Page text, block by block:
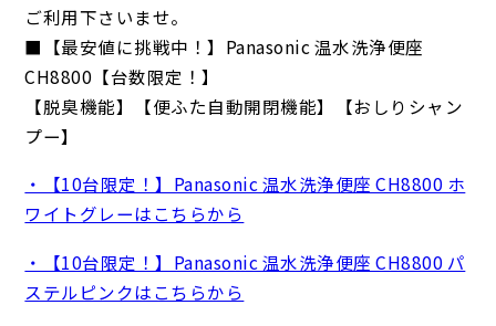
ご利用下さいませ。
■【最安値に挑戦中！】Panasonic 温水洗浄便座
CH8800【台数限定！】
【脱臭機能】【便ふた自動開閉機能】【おしりシャン
プー】
・【10台限定！】Panasonic 温水洗浄便座 CH8800 ホ
ワイトグレーはこちらから
・【10台限定！】Panasonic 温水洗浄便座 CH8800 パ
ステルピンクはこちらから